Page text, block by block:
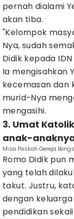
pernah dialami
akan tiba.
"Kelompok
Nya, sudah
Didik kepada IDN
Ia mengisahkan
kecemasan dan
murid-Nya
mengasihi.
3. Umat
anak-
Misa Paskah Gereja
Romo Didik pun
yang telah
takut. Justru,
dengan
pendidikan